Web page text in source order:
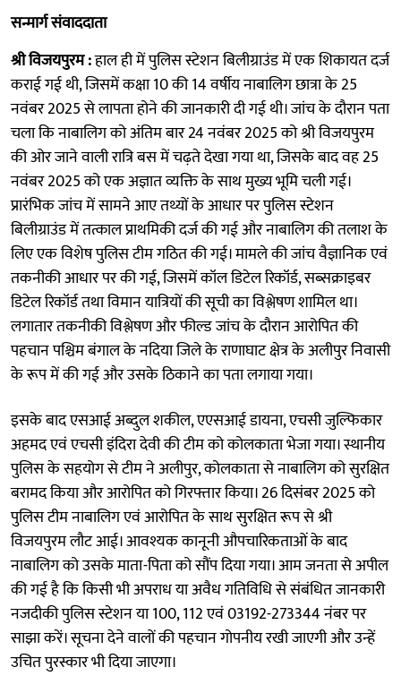
सन्मार्ग संवाददाता
श्री विजयपुरम :हाल ही में पुलिस स्टेशन बिलीग्राउंड में एक शिकायत दर्ज
कराई गई थी, जिसमें कक्षा 10 की 14 वर्षीय नाबालिग छात्रा के 25
नवंबर 2025 से लापता होने की जानकारी दी गई थी। जांच के दौरान पता
चला कि नाबालिग को अंतिम बार 24 नवंबर 2025 को श्री विजयपुरम
की ओर जाने वाली रात्रि बस में चढ़ते देखा गया था, जिसके बाद वह 25
नवंबर 2025 को एक अज्ञात व्यक्ति के साथ मुख्य भूमि चली गई।
प्रारंभिक जांच में सामने आए तथ्यों के आधार पर पुलिस स्टेशन
बिलीग्राउंड में तत्काल प्राथमिकी दर्ज की गई और नाबालिग की तलाश के
लिए एक विशेष पुलिस टीम गठित की गई। मामले की जांच वैज्ञानिक एवं
तकनीकी आधार पर की गई, जिसमें कॉल डिटेल रिकॉर्ड, सब्सक्राइबर
डिटेल रिकॉर्ड तथा विमान यात्रियों की सूची का विश्लेषण शामिल था।
लगातार तकनीकी विश्लेषण और फील्ड जांच के दौरान आरोपित की
पहचान पश्चिम बंगाल के नदिया जिले के राणाघाट क्षेत्र के अलीपुर निवासी
के रूप में की गई और उसके ठिकाने का पता लगाया गया।
इसके बाद एसआई अब्दुल शकील, एएसआई डायना, एचसी जुल्फिकार
अहमद एवं एचसी इंदिरा देवी की टीम को कोलकाता भेजा गया। स्थानीय
पुलिस के सहयोग से टीम ने अलीपुर, कोलकाता से नाबालिग को सुरक्षित
बरामद किया और आरोपित को गिरफ्तार किया। 26 दिसंबर 2025 को
पुलिस टीम नाबालिग एवं आरोपित के साथ सुरक्षित रूप से श्री
विजयपुरम लौट आई। आवश्यक कानूनी औपचारिकताओं के बाद
नाबालिग को उसके माता-पिता को सौंप दिया गया। आम जनता से अपील
की गई है कि किसी भी अपराध या अवैध गतिविधि से संबंधित जानकारी
नजदीकी पुलिस स्टेशन या 100, 112 एवं 03192-273344 नंबर पर
साझा करें। सूचना देने वालों की पहचान गोपनीय रखी जाएगी और उन्हें
उचित पुरस्कार भी दिया जाएगा।